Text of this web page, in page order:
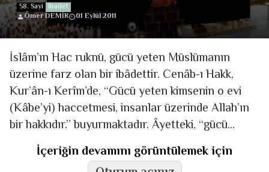
58. Sayi İbadet
Ömer DEMİR
01 Eylül 2011
İslâm’ın Hac ruknü, gücü yeten Müslümanın
üzerine farz olan bir ibâdettir. Cenâb-ı Hakk,
Kur’ân-ı Kerîm’de, “Gücü yeten kimsenin o evi
(Kâbe’yi) haccetmesi, insanlar üzerinde Allah’ın
bir hakkıdır.” buyurmaktadır. Âyetteki, “gücü
yeten” ifadesi, haccın namaz gibi
İçeriğin devamını görüntülemek için